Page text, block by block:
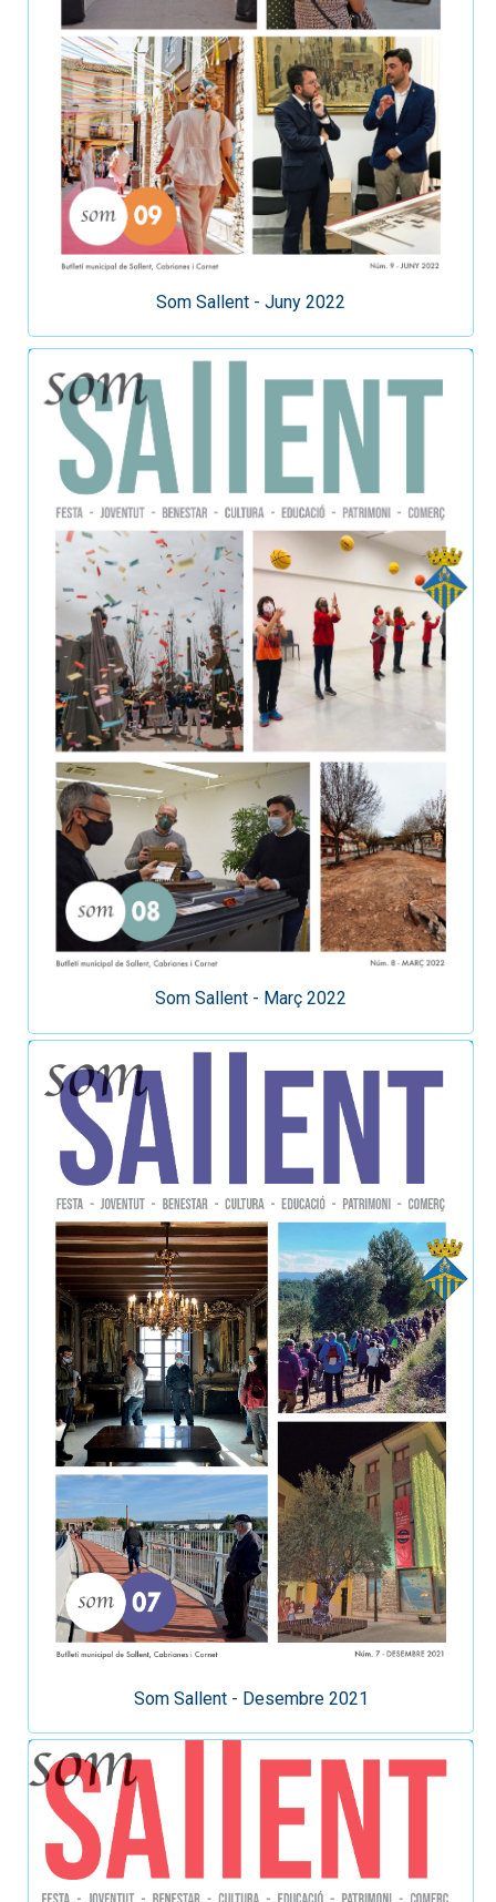
Som Sallent - Juny 2022
Som Sallent - Març 2022
Som Sallent - Desembre 2021